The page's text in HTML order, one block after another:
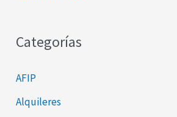
Categorías
AFIP
Alquileres